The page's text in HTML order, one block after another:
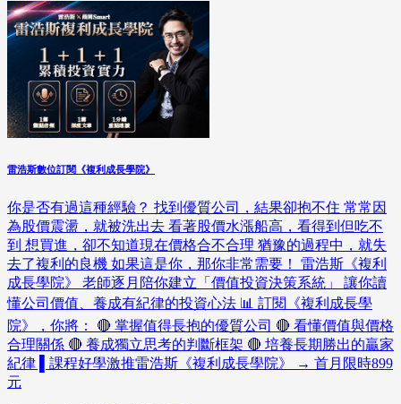
雷浩斯數位訂閱《複利成長學院》
你是否有過這種經驗？ 找到優質公司，結果卻抱不住 常常因
為股價震盪，就被洗出去 看著股價水漲船高，看得到但吃不
到 想買進，卻不知道現在價格合不合理 猶豫的過程中，就失
去了複利的良機 如果這是你，那你非常需要！ 雷浩斯《複利
成長學院》 老師逐月陪你建立「價值投資決策系統」 讓你讀
懂公司價值、養成有紀律的投資心法 📊 訂閱《複利成長學
院》，你將： 🔴 掌握值得長抱的優質公司 🔴 看懂價值與價格
合理關係 🔴 養成獨立思考的判斷框架 🔴 培養長期勝出的贏家
紀律 ▌課程好學激推雷浩斯《複利成長學院》 → 首月限時899
元